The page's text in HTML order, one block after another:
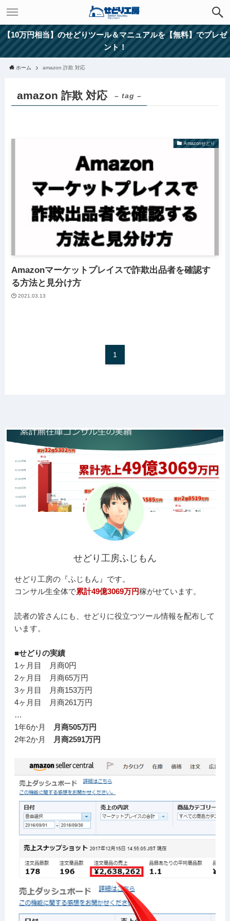
【10万円相当】のせどりツール＆マニュアルを【無料】でプレゼ
ント！
ホーム amazon 詐欺 対応
amazon 詐欺 対応 – tag –
Amazonせどり
Amazonマーケットプレイスで詐欺出品者を確認す
る方法と見分け方
2021.03.13
1
せどり工房ふじもん
せどり工房の『ふじもん』です。
コンサル生全体で累計49億3069万円稼がせています。
読者の皆さんにも、せどりに役立つツール情報を配布して
います。
■せどりの実績
1ヶ月目 月商0円
2ヶ月目 月商65万円
3ヶ月目 月商153万円
4ヶ月目 月商261万円
…
1年6か月
月商505万円
2年2か月
月商2591万円